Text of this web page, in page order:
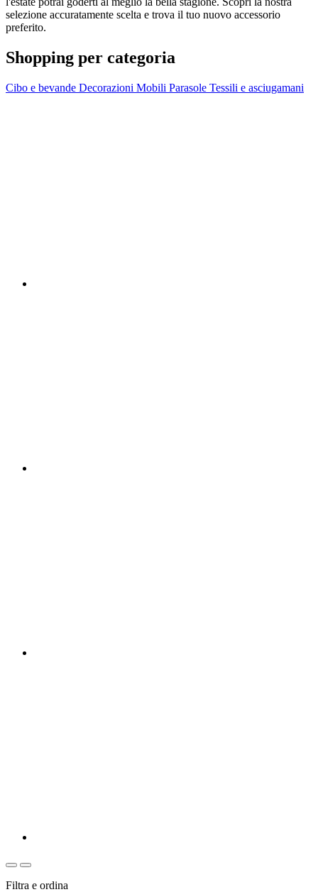
selezione accuratamente scelta e trova il tuo nuovo accessorio
preferito.
Shopping per categoria
Cibo e bevande Decorazioni Mobili Parasole Tessili e asciugamani
Filtra e ordina